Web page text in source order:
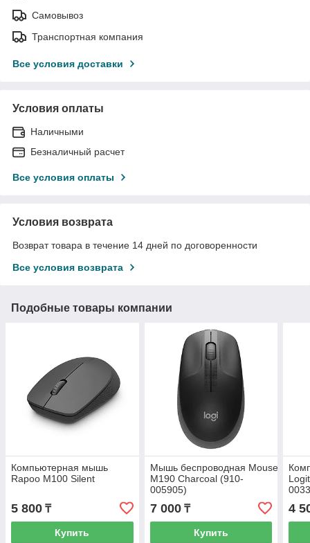
Самовывоз
Транспортная компания
Все условия доставки
Условия оплаты
Наличными
Безналичный расчет
Все условия оплаты
Условия возврата
Возврат товара в течение 14 дней по договоренности
Все условия возврата
Подобные товары компании
Компьютерная мышь
Rapoo M100 Silent
5 800 ₸
Купить
Мышь беспроводная Mouse
M190 Charcoal (910-
005905)
7 000₸
Купить
4